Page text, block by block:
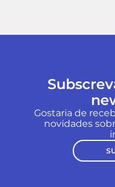
Gostaria de
novidades